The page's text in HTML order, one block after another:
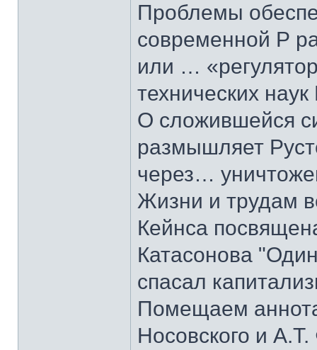
Проблемы
современной Р
или …
технических
О сложившейся
размышляет
через…
Жизни и трудам
Кейнса
Катасонова
спасал
Помещаем
Носовского и